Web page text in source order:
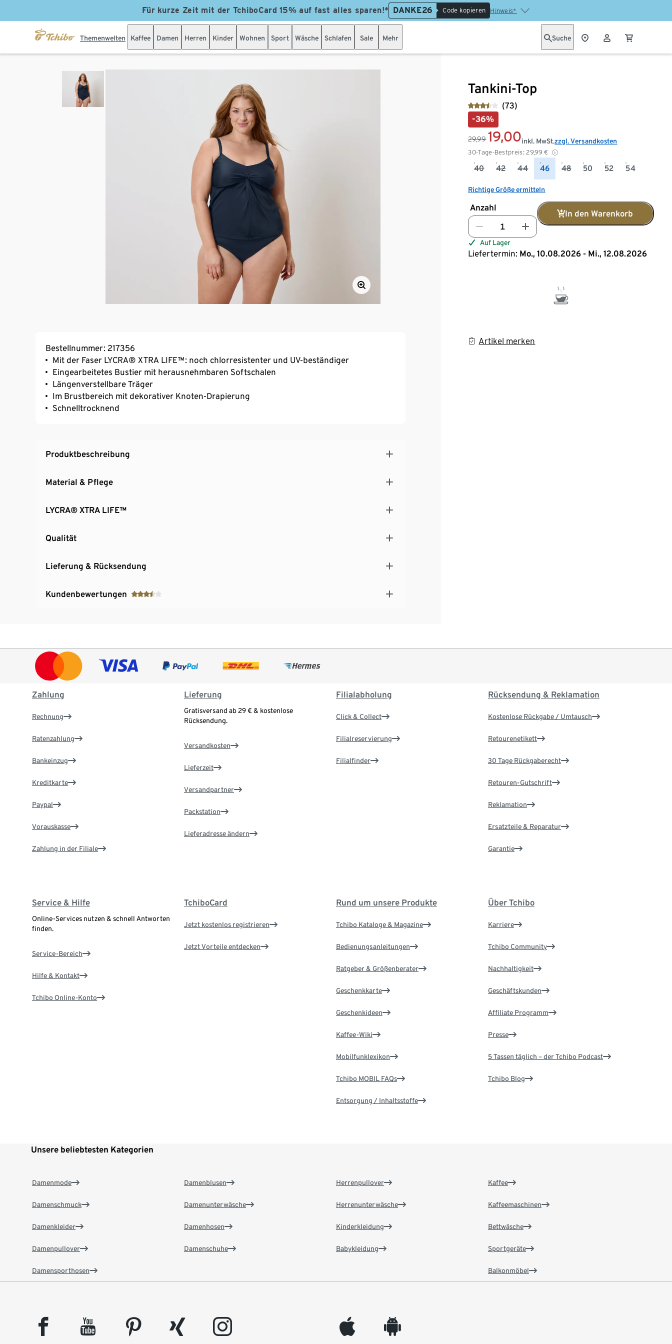
Für kurze Zeit mit der TchiboCard 15% auf fast alles sparen!* DANKE26 Code kopieren Hinweis*
Themenwelten Kaffee Damen Herren Kinder Wohnen Sport Wäsche Schlafen Sale Mehr Suche
Tankini-Top
(73)
-36%
29,99 19,00
30-Tage-Bestpreis: 29,99 €
inkl. MwSt.zzgl. Versandkosten
40 42 44 46 48 50 52 54
Richtige Größe ermitteln
Anzahl
In den Warenkorb
Auf Lager
Liefertermin: Mo., 10.08.2026 - Mi., 12.08.2026
Artikel merken
Bestellnummer: 217356
Mit der Faser LYCRA® XTRA LIFE™: noch chlorresistenter und UV-beständiger
Eingearbeitetes Bustier mit herausnehmbaren Softschalen
Längenverstellbare Träger
Im Brustbereich mit dekorativer Knoten-Drapierung
Schnelltrocknend
Produktbeschreibung
Material & Pflege
LYCRA® XTRA LIFE™
Qualität
Lieferung & Rücksendung
Kundenbewertungen
Zahlung
Rechnung
Ratenzahlung
Bankeinzug
Kreditkarte
Paypal
Vorauskasse
Zahlung in der Filiale
Lieferung
Gratisversand ab 29 € & kostenlose
Rücksendung.
Versandkosten
Lieferzeit
Versandpartner
Packstation
Lieferadresse ändern
Filialabholung
Click & Collect
Filialreservierung
Filialfinder
Rücksendung & Reklamation
Kostenlose Rückgabe / Umtausch
Retourenetikett
30 Tage Rückgaberecht
Retouren-Gutschrift
Reklamation
Ersatzteile & Reparatur
Garantie
Service & Hilfe
Online-Services nutzen & schnell Antworten
finden.
Service-Bereich
Hilfe & Kontakt
Tchibo Online-Konto
TchiboCard
Jetzt kostenlos registrieren
Jetzt Vorteile entdecken
Rund um unsere Produkte
Tchibo Kataloge & Magazine
Bedienungsanleitungen
Ratgeber & Größenberater
Geschenkkarte
Geschenkideen
Kaffee-Wiki
Mobilfunklexikon
Tchibo MOBIL FAQs
Entsorgung / Inhaltsstoffe
Über Tchibo
Karriere
Tchibo Community
Nachhaltigkeit
Geschäftskunden
Affiliate Programm
Presse
5 Tassen täglich – der Tchibo Podcast
Tchibo Blog
Unsere beliebtesten Kategorien
Damenmode
Damenschmuck
Damenkleider
Damenpullover
Damensporthosen
Damenblusen
Damenunterwäsche
Damenhosen
Damenschuhe
Herrenpullover
Herrenunterwäsche
Kinderkleidung
Babykleidung
Kaffee
Kaffeemaschinen
Bettwäsche
Sportgeräte
Balkonmöbel
facebook youtube pinterest xing instagram appleinc android